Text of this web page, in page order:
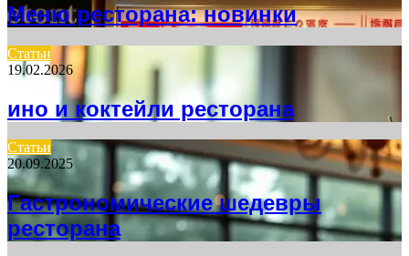
Меню ресторана: новинки
Статьи
19.02.2026
ино и коктейли ресторана
Статьи
20.09.2025
Гастрономические шедевры
ресторана